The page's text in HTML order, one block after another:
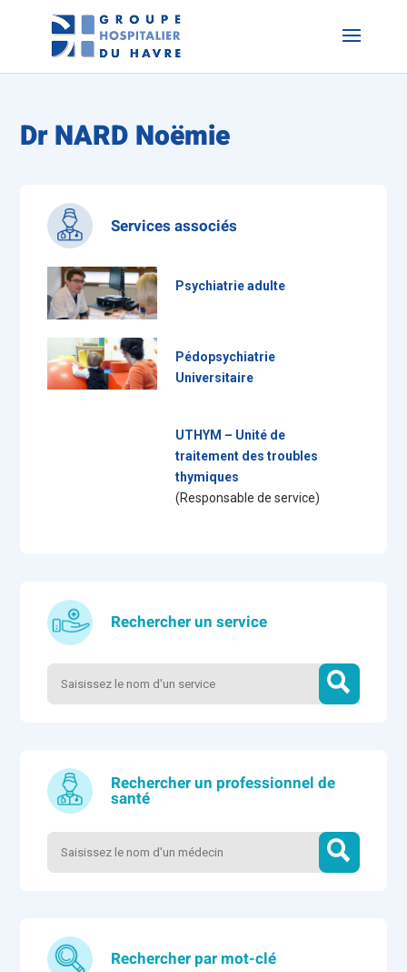
Dr NARD Noëmie
Services associés
Psychiatrie adulte
Pédopsychiatrie
Universitaire
UTHYM – Unité de
traitement des troubles
thymiques
(Responsable de service)
Rechercher un service
Rechercher un professionnel de
santé
Rechercher par mot-clé